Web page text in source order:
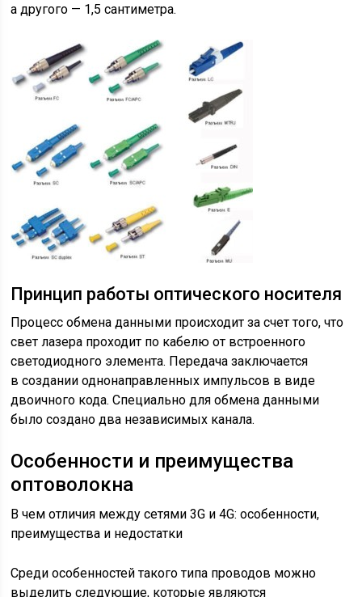
а другого — 1,5 сантиметра.
Принцип работы оптического носителя
Процесс обмена данными происходит за счет того, что
свет лазера проходит по кабелю от встроенного
светодиодного элемента. Передача заключается
в создании однонаправленных импульсов в виде
двоичного кода. Специально для обмена данными
было создано два независимых канала.
Особенности и преимущества
оптоволокна
В чем отличия между сетями 3G и 4G: особенности,
преимущества и недостатки
Среди особенностей такого типа проводов можно
выделить следующие, которые являются